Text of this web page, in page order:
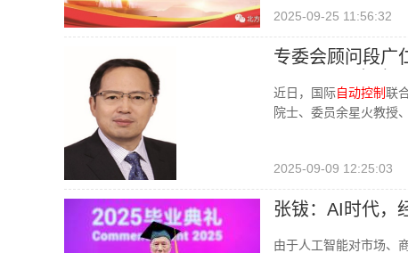
2025-09-25 11:56:32
专委会顾问段广
近日，国际自动控制联
院士、委员余星火教授
2025-09-09 12:25:03
张钹：AI时代，
由于人工智能对市场、